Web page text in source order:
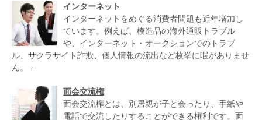
インターネット
インターネットをめぐる消費者問題も近年増加し
ています。例えば、模造品の海外通販トラブル
や、インターネット・オークションでのトラブ
ル、サクラサイト詐欺、個人情報の流出など枚挙に暇がありませ
ん。 ...
面会交流権
面会交流権とは、別居親が子と会ったり、手紙や
電話で交流したりすることができる権利です。面